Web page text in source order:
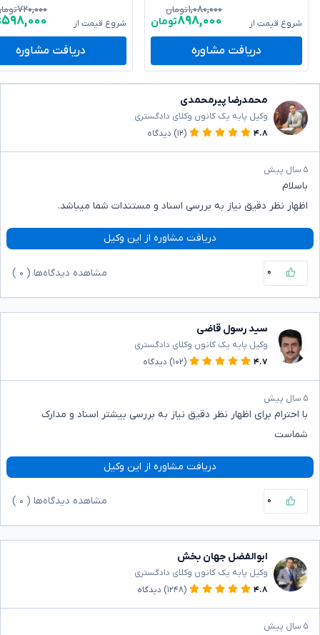
شروع قیمت از
۱,۰۸۰,۰۰۰تومان
۸۹۸,۰۰۰تومان
دریافت مشاوره
شروع قیمت از
۷۲۰,۰۰۰
۵۹۸,۰۰۰
دریافت مشاوره
محمدرضا پیرمحمدی
وکیل پایه یک کانون وکلای دادگستری
۴.۸
(۱۲) دیدگاه
۵ سال پیش
باسلام
اظهار نظر دقیق نیاز به بررسی اسناد و مستندات شما میباشد.
دریافت مشاوره از این وکیل
۰ مشاهده دیدگاه‌ها ( ۰
سید رسول قاضی
وکیل پایه یک کانون وکلای دادگستری
۴.۷
(۱۰۲) دیدگاه
۵ سال پیش
با احترام برای اظهار نظر دقیق نیاز به بررسی بیشتر اسناد و مدارک
شماست
دریافت مشاوره از این وکیل
۰ مشاهده دیدگاه‌ها ( ۰
ابوالفضل جهان بخش
وکیل پایه یک کانون وکلای دادگستری
۴.۸
(۱۲۴۸) دیدگاه
۵ سال پیش